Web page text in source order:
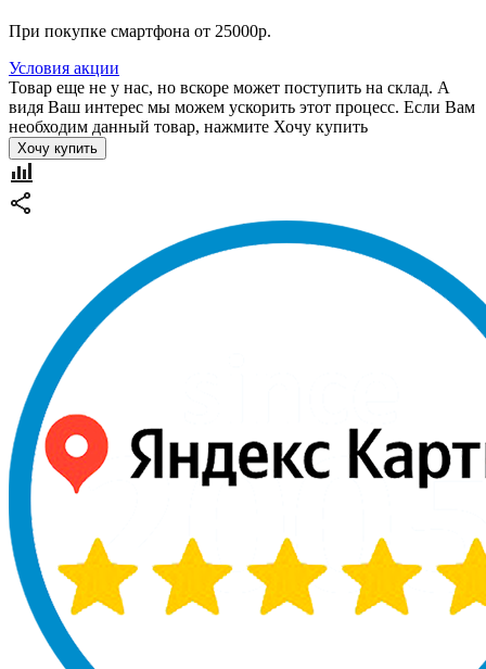
При покупке смартфона от 25000р.
Условия акции
Товар еще не у нас, но вскоре может поступить на склад. А
видя Ваш интерес мы можем ускорить этот процесс. Если Вам
необходим данный товар, нажмите Хочу купить
Хочу купить